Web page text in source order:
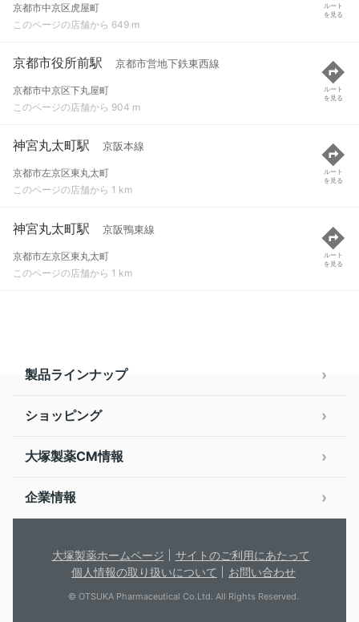
京都市中京区虎屋町
このページの店舗から 649 m
ルート
を見る
京都市役所前駅 京都市営地下鉄東西線
京都市中京区下丸屋町
このページの店舗から 904 m
ルート
を見る
神宮丸太町駅 京阪本線
京都市左京区東丸太町
このページの店舗から 1 km
ルート
を見る
神宮丸太町駅 京阪鴨東線
京都市左京区東丸太町
このページの店舗から 1 km
ルート
を見る
製品ラインナップ
ショッピング
大塚製薬CM情報
企業情報
大塚製薬ホームページ
サイトのご利用にあたって
個人情報の取り扱いについて
お問い合わせ
© OTSUKA Pharmaceutical Co.Ltd. All Rights Reserved.